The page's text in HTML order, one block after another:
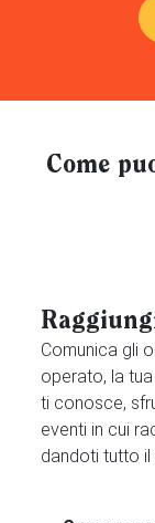
Come
Comunica gli
operato, la
ti conosce,
eventi in cui
dandoti tutto il